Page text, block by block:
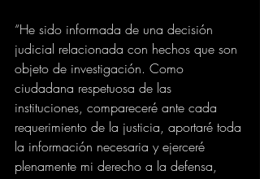
“He sido informada de una decisión
judicial relacionada con hechos que son
objeto de investigación. Como
ciudadana respetuosa de las
instituciones, compareceré ante cada
requerimiento de la justicia, aportaré toda
la información necesaria y ejerceré
plenamente mi derecho a la defensa,